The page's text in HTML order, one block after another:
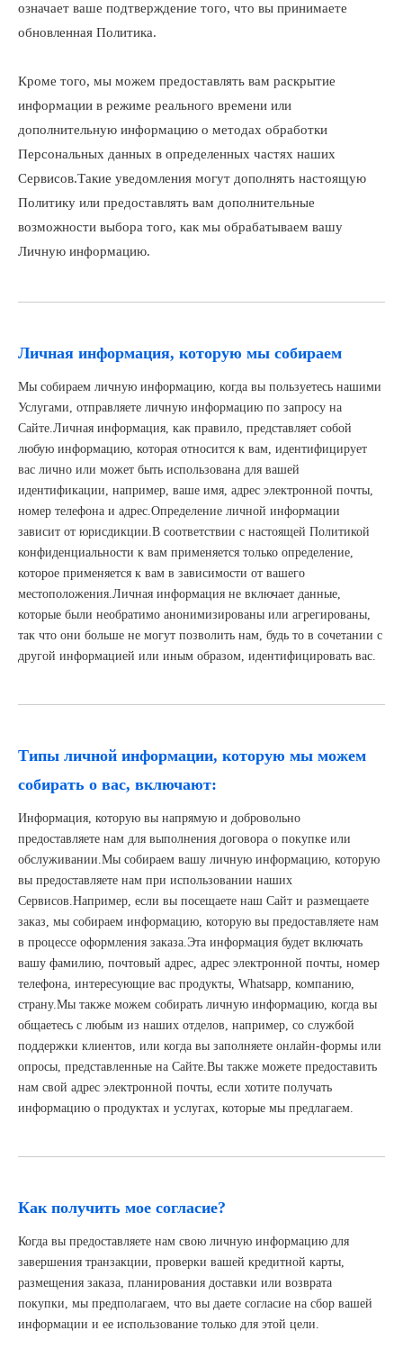
означает ваше подтверждение того, что вы принимаете
обновленная Политика.
Кроме того, мы можем предоставлять вам раскрытие
информации в режиме реального времени или
дополнительную информацию о методах обработки
Персональных данных в определенных частях наших
Сервисов.Такие уведомления могут дополнять настоящую
Политику или предоставлять вам дополнительные
возможности выбора того, как мы обрабатываем вашу
Личную информацию.
Личная информация, которую мы собираем
Мы собираем личную информацию, когда вы пользуетесь нашими
Услугами, отправляете личную информацию по запросу на
Сайте.Личная информация, как правило, представляет собой
любую информацию, которая относится к вам, идентифицирует
вас лично или может быть использована для вашей
идентификации, например, ваше имя, адрес электронной почты,
номер телефона и адрес.Определение личной информации
зависит от юрисдикции.В соответствии с настоящей Политикой
конфиденциальности к вам применяется только определение,
которое применяется к вам в зависимости от вашего
местоположения.Личная информация не включает данные,
которые были необратимо анонимизированы или агрегированы,
так что они больше не могут позволить нам, будь то в сочетании с
другой информацией или иным образом, идентифицировать вас.
Типы личной информации, которую мы можем
собирать о вас, включают:
Информация, которую вы напрямую и добровольно
предоставляете нам для выполнения договора о покупке или
обслуживании.Мы собираем вашу личную информацию, которую
вы предоставляете нам при использовании наших
Сервисов.Например, если вы посещаете наш Сайт и размещаете
заказ, мы собираем информацию, которую вы предоставляете нам
в процессе оформления заказа.Эта информация будет включать
вашу фамилию, почтовый адрес, адрес электронной почты, номер
телефона, интересующие вас продукты, Whatsapp, компанию,
страну.Мы также можем собирать личную информацию, когда вы
общаетесь с любым из наших отделов, например, со службой
поддержки клиентов, или когда вы заполняете онлайн-формы или
опросы, представленные на Сайте.Вы также можете предоставить
нам свой адрес электронной почты, если хотите получать
информацию о продуктах и ​​услугах, которые мы предлагаем.
Как получить мое согласие?
Когда вы предоставляете нам свою личную информацию для
завершения транзакции, проверки вашей кредитной карты,
размещения заказа, планирования доставки или возврата
покупки, мы предполагаем, что вы даете согласие на сбор вашей
информации и ее использование только для этой цели.